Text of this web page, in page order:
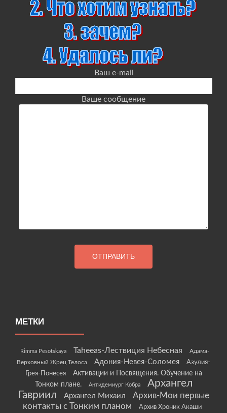
Ваш e-mail
Ваше сообщение
МЕТКИ
Rimma Pesotskaya Taheeas-Лествиция Небесная
Адама-
Верховный Жрец Телоса
Адония-Невея-Соломея
Азулия-
Грея-Понесея
Активации и Посвящения. Обучение на
Тонком плане.
Антидемиург Кобра
Архангел
Гавриил
Архангел Михаил
Архив-Мои первые
контакты с Тонким планом
Архив Хроник Акаши